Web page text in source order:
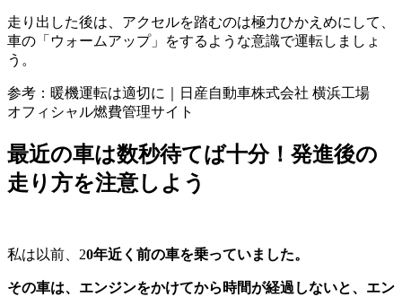
走り出した後は、アクセルを踏むのは極力ひかえめにして、
車の「ウォームアップ」をするような意識で運転しましょ
う。
参考：暖機運転は適切に｜日産自動車株式会社 横浜工場
オフィシャル燃費管理サイト
最近の車は数秒待てば十分！発進後の
走り方を注意しよう
私は以前、20年近く前の車を乗っていました。
その車は、エンジンをかけてから時間が経過しないと、エン